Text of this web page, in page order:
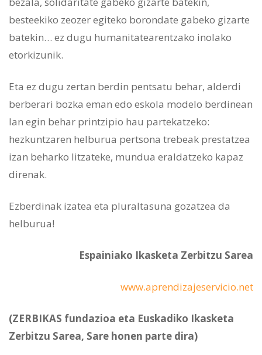
besteekiko zeozer egiteko borondate gabeko gizarte
batekin… ez dugu humanitatearentzako inolako
etorkizunik.
Eta ez dugu zertan berdin pentsatu behar, alderdi
berberari bozka eman edo eskola modelo berdinean
lan egin behar printzipio hau partekatzeko:
hezkuntzaren helburua pertsona trebeak prestatzea
izan beharko litzateke, mundua eraldatzeko kapaz
direnak.
Ezberdinak izatea eta pluraltasuna gozatzea da
helburua!
Espainiako Ikasketa Zerbitzu Sarea
www.aprendizajeservicio.net
(ZERBIKAS fundazioa eta Euskadiko Ikasketa
Zerbitzu Sarea, Sare honen parte dira)